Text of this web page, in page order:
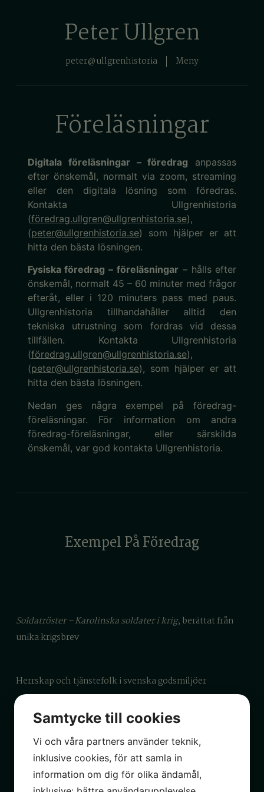
Peter Ullgren
peter@ullgrenhistoria Meny
Föreläsningar
Digitala föreläsningar – föredrag
anpassas
efter önskemål, normalt via zoom, streaming
eller den digitala lösning som föredras.
Kontakta Ullgrenhistoria
(föredrag.ullgren@ullgrenhistoria.se),
(peter@ullgrenhistoria.se)
som hjälper er att
hitta den bästa lösningen.
Fysiskaföredrag – föreläsningar – hålls efter
önskemål, normalt 45 – 60 minuter med frågor
efteråt, eller i 120 minuters pass med paus.
Ullgrenhistoria tillhandahåller alltid den
tekniska utrustning som fordras vid dessa
tillfällen. Kontakta Ullgrenhistoria
(föredrag.ullgren@ullgrenhistoria.se),
(peter@ullgrenhistoria.se), som hjälper er att
hitta den bästa lösningen.
Nedan ges några exempel på föredrag-
föreläsningar. För information om andra
föredrag-föreläsningar, eller särskilda
önskemål, var god kontakta Ullgrenhistoria.
Exempel På Föredrag
Soldatröster – Karolinska soldater i krig, berättat från
unika krigsbrev
Herrskap och tjänstefolk i svenska godsmiljöer
KarlXII:smarschmot evigheten– Hjältekonung eller en
katastrof för Sverige?
Samtycke till cookies
Vi och våra partners använder teknik,
inklusive cookies, för att samla in
information om dig för olika ändamål,